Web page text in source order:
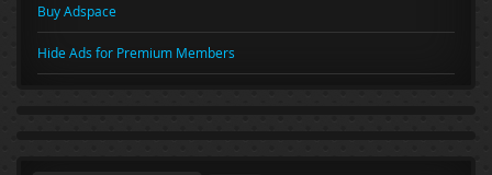
Buy Adspace
Hide Ads for Premium Members